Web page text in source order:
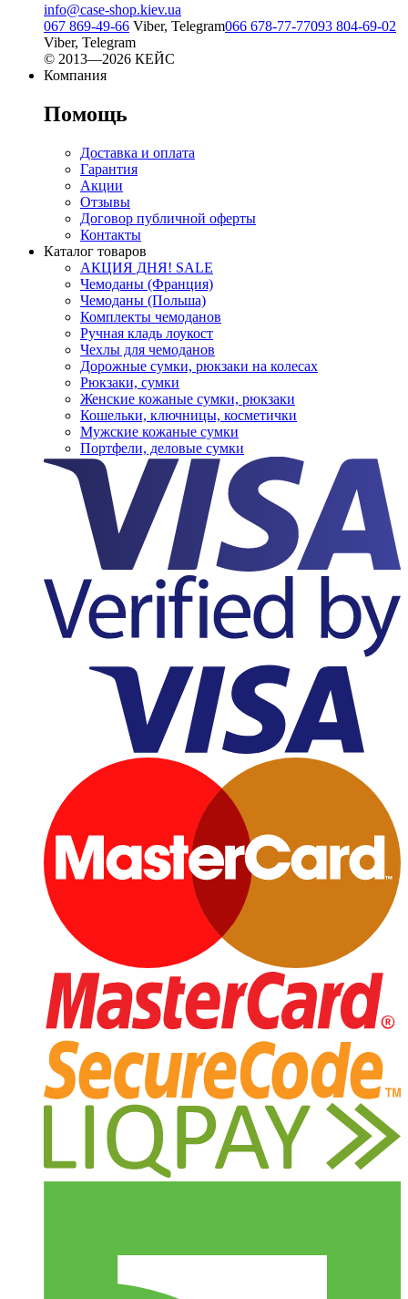
info@case-shop.kiev.ua
067 869-49-66 Viber, Telegram066 678-77-77093 804-69-02
Viber, Telegram
© 2013—2026 КЕЙС
Компания
Помощь
Доставка и оплата
Гарантия
Акции
Отзывы
Договор публичной оферты
Контакты
Каталог товаров
АКЦИЯ ДНЯ! SALE
Чемоданы (Франция)
Чемоданы (Польша)
Комплекты чемоданов
Ручная кладь лоукост
Чехлы для чемоданов
Дорожные сумки, рюкзаки на колесах
Рюкзаки, сумки
Женские кожаные сумки, рюкзаки
Кошельки, ключницы, косметички
Мужские кожаные сумки
Портфели, деловые сумки